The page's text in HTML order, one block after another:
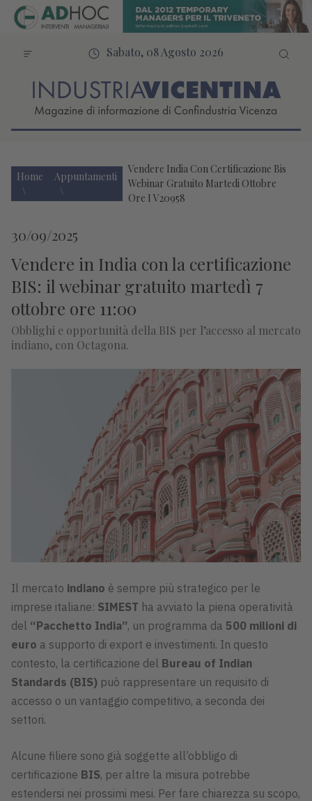
Sabato, 08 Agosto 2026
Home Appuntamenti
Vendere India Con Certificazione Bis
Webinar Gratuito Martedi Ottobre
Ore I V20958
30/09/2025
Vendere in India con la certificazione
BIS: il webinar gratuito martedì 7
ottobre ore 11:00
Obblighi e opportunità della BIS per l’accesso al mercato
indiano, con Octagona.
Il mercato indiano è sempre più strategico per le
imprese italiane: SIMEST ha avviato la piena operatività
del “Pacchetto India”, un programma da 500 milioni di
euro a supporto di export e investimenti. In questo
contesto, la certificazione del Bureau of Indian
Standards (BIS) può rappresentare un requisito di
accesso o un vantaggio competitivo, a seconda dei
settori.
Alcune filiere sono già soggette all’obbligo di
certificazione BIS, per altre la misura potrebbe
estendersi nei prossimi mesi. Per fare chiarezza su scopo,